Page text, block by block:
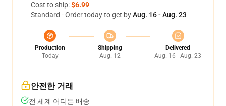
Cost to ship:$6.99
Standard - Order today to get byAug. 16 - Aug. 23
Production
Today
Shipping
Aug. 12
Delivered
Aug. 16 - Aug. 23
안전한 거래
전 세계 어디든 배송